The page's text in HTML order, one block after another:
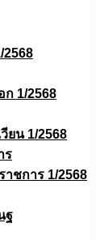
2568
ก 1/2568
วียน 1/2568
ร
าชการ 1/2568
ฐ